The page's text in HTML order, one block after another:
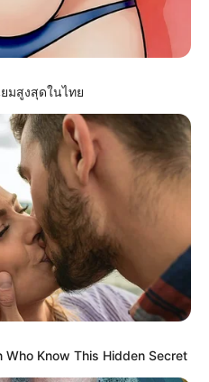
ไม่ใช่แค่ดูวันมงคลแล้วจะดีนะ!
มสูงสุดในไทย
Who Know This Hidden Secret